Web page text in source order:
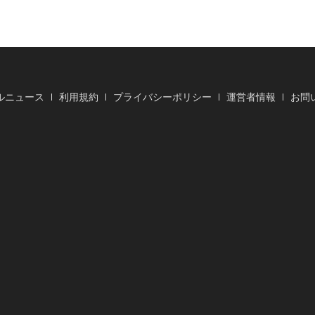
ニュース 利用規約 プライバシーポリシー 運営者情報 お問